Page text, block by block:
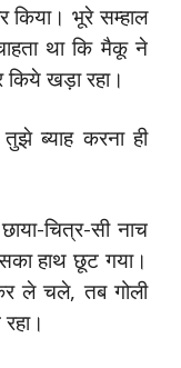
किया। भूरे सम्हाल
था कि मैकू ने
किये खड़ा रहा।
ब्याह करना ही
चित्र-सी नाच
हाथ छूट गया।
ले चले, तब गोली